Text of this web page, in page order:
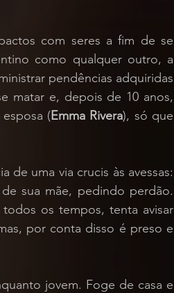
com seres a fim de se
como qualquer outro, a
pendências adquiridas
matar e, depois de 10 anos,
(Emma Rivera), só que
de uma via crucis às avessas:
sua mãe, pedindo perdão.
os tempos, tenta avisar
por conta disso é preso e
jovem. Foge de casa e